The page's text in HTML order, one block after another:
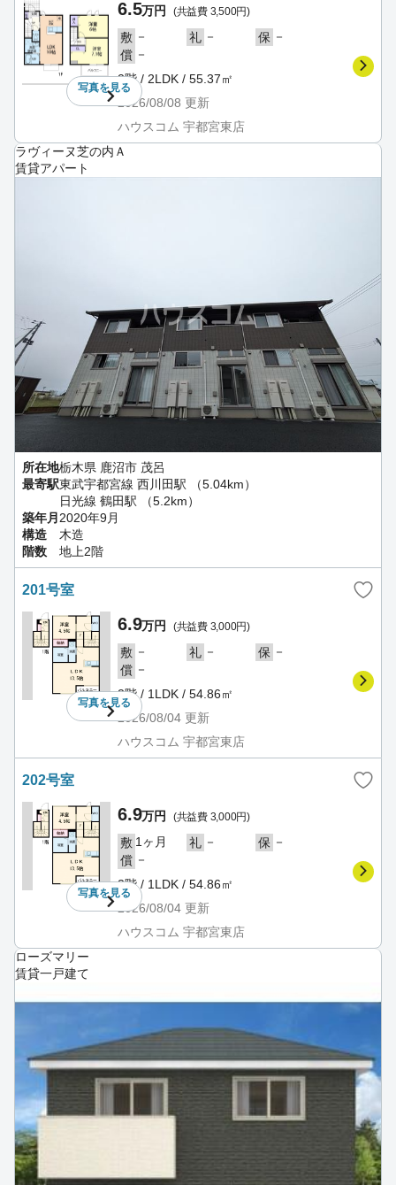
写真を見る
6.5万円 (共益費 3,500円)
敷 － 礼 － 保 －
償 －
2階 / 2LDK / 55.37㎡
2026/08/08 更新
ハウスコム 宇都宮東店
ラヴィーヌ芝の内Ａ
賃貸アパート
所在地栃木県 鹿沼市 茂呂
最寄駅東武宇都宮線 西川田駅 （5.04km）
日光線 鶴田駅 （5.2km）
築年月 2020年9月
構造
木造
階数
地上2階
201号室
写真を見る
6.9万円 (共益費 3,000円)
敷 － 礼 － 保 －
償 －
2階 / 1LDK / 54.86㎡
2026/08/04 更新
ハウスコム 宇都宮東店
202号室
写真を見る
6.9万円 (共益費 3,000円)
敷 1ヶ月 礼 － 保 －
償 －
2階 / 1LDK / 54.86㎡
2026/08/04 更新
ハウスコム 宇都宮東店
ローズマリー
賃貸一戸建て